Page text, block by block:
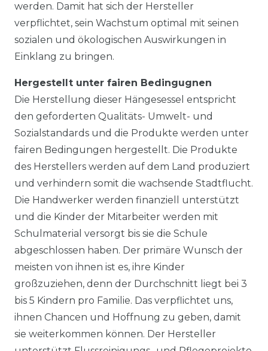
werden. Damit hat sich der Hersteller
verpflichtet, sein Wachstum optimal mit seinen
sozialen und ökologischen Auswirkungen in
Einklang zu bringen.
Hergestellt unter fairen Bedingugnen
Die Herstellung dieser Hängesessel entspricht
den geforderten Qualitäts- Umwelt- und
Sozialstandards und die Produkte werden unter
fairen Bedingungen hergestellt. Die Produkte
des Herstellers werden auf dem Land produziert
und verhindern somit die wachsende Stadtflucht.
Die Handwerker werden finanziell unterstützt
und die Kinder der Mitarbeiter werden mit
Schulmaterial versorgt bis sie die Schule
abgeschlossen haben. Der primäre Wunsch der
meisten von ihnen ist es, ihre Kinder
großzuziehen, denn der Durchschnitt liegt bei 3
bis 5 Kindern pro Familie. Das verpflichtet uns,
ihnen Chancen und Hoffnung zu geben, damit
sie weiterkommen können. Der Hersteller